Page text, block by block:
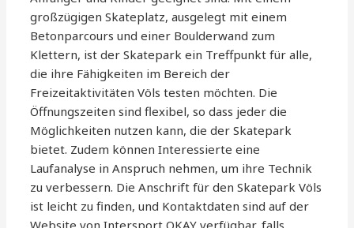
großzügigen Skateplatz, ausgelegt mit einem
Betonparcours und einer Boulderwand zum
Klettern, ist der Skatepark ein Treffpunkt für alle,
die ihre Fähigkeiten im Bereich der
Freizeitaktivitäten Völs testen möchten. Die
Öffnungszeiten sind flexibel, so dass jeder die
Möglichkeiten nutzen kann, die der Skatepark
bietet. Zudem können Interessierte eine
Laufanalyse in Anspruch nehmen, um ihre Technik
zu verbessern. Die Anschrift für den Skatepark Völs
ist leicht zu finden, und Kontaktdaten sind auf der